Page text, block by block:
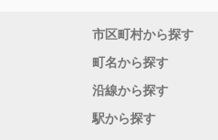
市区町村から探す
町名から探す
沿線から探す
駅から探す